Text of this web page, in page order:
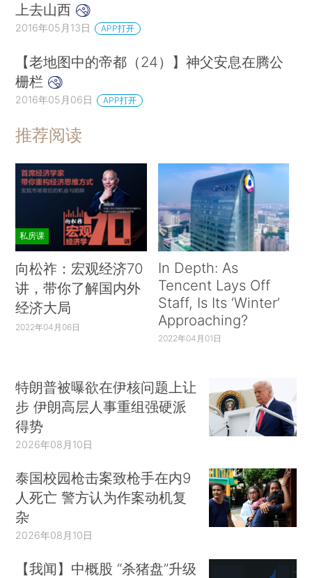
上去山西
2016年05月13日 APP打开
【老地图中的帝都（24）】神父安息在腾公
栅栏
2016年05月06日 APP打开
推荐阅读
私房课
向松祚：宏观经济70
讲，带你了解国内外
经济大局
2022年04月06日
In Depth: As
Tencent Lays Off
Staff, Is Its ‘Winter’
Approaching?
2022年04月01日
特朗普被曝欲在伊核问题上让
步 伊朗高层人事重组强硬派
得势
2026年08月10日
泰国校园枪击案致枪手在内9
人死亡 警方认为作案动机复
杂
2026年08月10日
【我闻】中概股 “杀猪盘”升级